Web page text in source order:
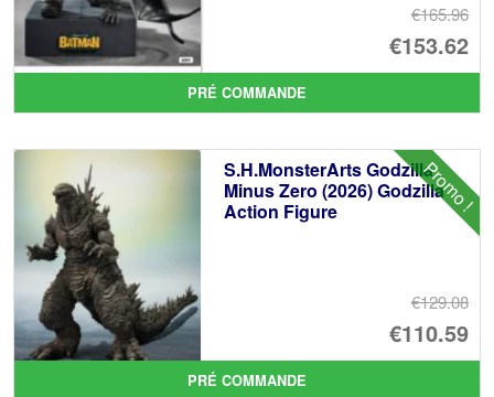
€165.96
Le
€153.62
Le
PRÉ COMMANDE
Promo !
S.H.MonsterArts Godzilla
Minus Zero (2026) Godzilla
Action Figure
€129.08
Le
€110.59
Le
PRÉ COMMANDE